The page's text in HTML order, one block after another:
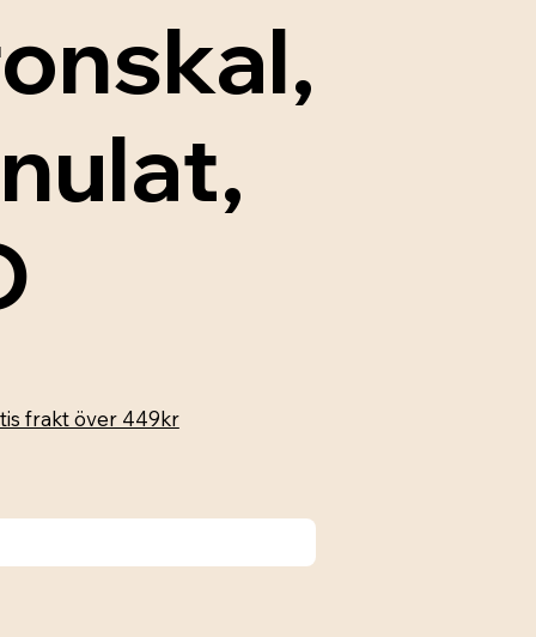
frakt över 449kr